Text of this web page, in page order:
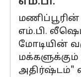
எம்.பி.
மோடியின்
மக்களுக்கும்
அதிர்ஷ்டம்"